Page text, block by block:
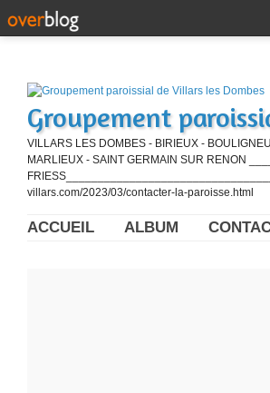
Groupement
VILLARS LES DOMBES - BIRIEUX -
MARLIEUX - SAINT GERMAIN SUR RENON
villars.com/2023/03/contacter-la-paroisse.html
ACCUEIL ALBUM